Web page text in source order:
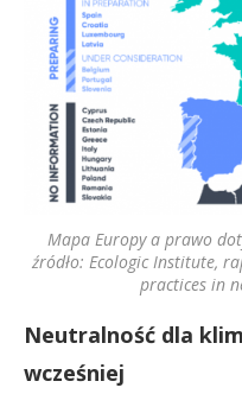
Mapa Europy a prawo
źródło: Ecologic Institute,
practices in
Neutralność dla
wcześniej